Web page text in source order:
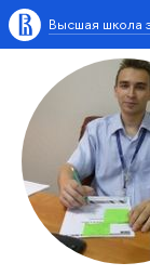
Высшая школа